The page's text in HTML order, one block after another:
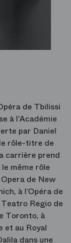
de Tbilissi
à l’Académie
par Daniel
rôle-titre de
carrière prend
même rôle
de New
à l’Opéra de
Teatro Regio de
Toronto, à
et au Royal
dans une